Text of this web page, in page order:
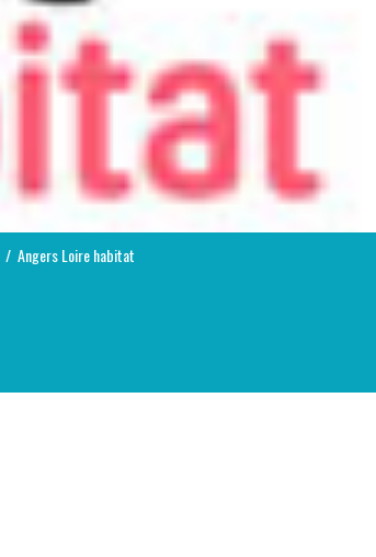
Angers Loire habitat